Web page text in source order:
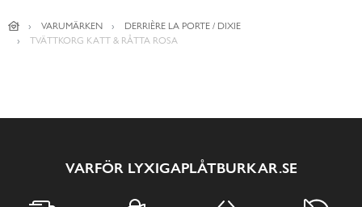
VARUMÄRKEN
DERRIÈRE LA PORTE / DIXIE
TVÄTTKORG KATT & RÅTTA ROSA
VARFÖR LYXIGAPLÅTBURKAR.SE